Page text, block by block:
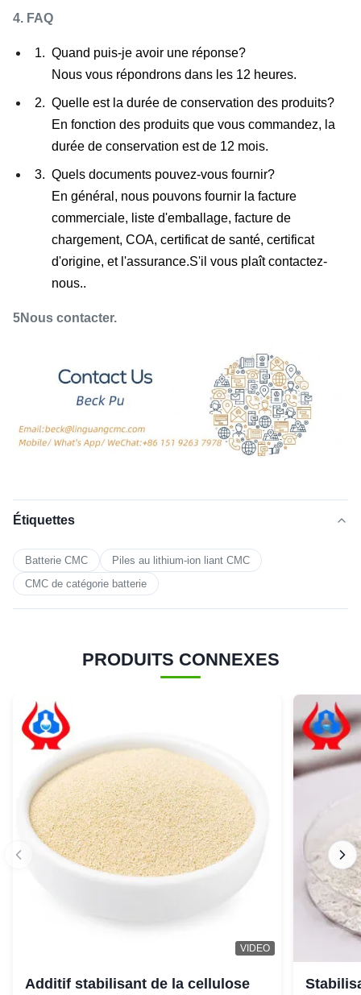
4. FAQ
Quand puis-je avoir une réponse?
Nous vous répondrons dans les 12 heures.
Quelle est la durée de conservation des produits?
En fonction des produits que vous commandez, la
durée de conservation est de 12 mois.
Quels documents pouvez-vous fournir?
En général, nous pouvons fournir la facture
commerciale, liste d'emballage, facture de
chargement, COA, certificat de santé, certificat
d'origine, et l'assurance.S'il vous plaît contactez-
nous..
5Nous contacter.
Étiquettes
Batterie CMC
Piles au lithium-ion liant CMC
CMC de catégorie batterie
PRODUITS CONNEXES
VIDEO
Additif stabilisant de la cellulose